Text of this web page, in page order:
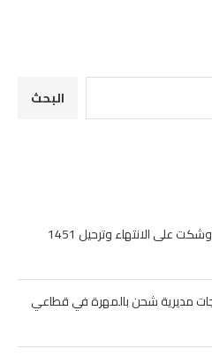
البحث
شركة الغاز: أعمال الصيانة الدورية أوشكت على الانتهاء وترحيل 1451
مديرية شحن بالمهرة في قطاعي